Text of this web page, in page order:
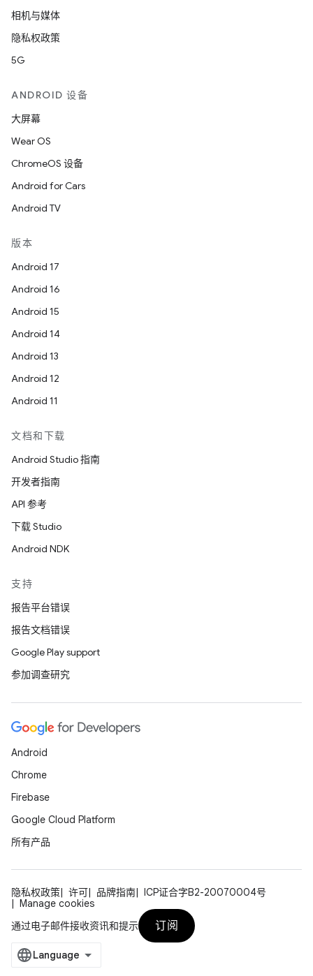
相机与媒体
隐私权政策
5G
ANDROID 设备
大屏幕
Wear OS
ChromeOS 设备
Android for Cars
Android TV
版本
Android 17
Android 16
Android 15
Android 14
Android 13
Android 12
Android 11
文档和下载
Android Studio 指南
开发者指南
API 参考
下载 Studio
Android NDK
支持
报告平台错误
报告文档错误
Google Play support
参加调查研究
Android
Chrome
Firebase
Google Cloud Platform
所有产品
隐私权政策 许可 品牌指南
ICP证合字B2-20070004号
Manage cookies
通过电子邮件接收资讯和提示
订阅